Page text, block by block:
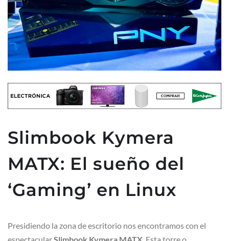
Slimbook Kymera
MATX: El sueño del
‘Gaming’ en Linux
Presidiendo la zona de escritorio nos encontramos con el